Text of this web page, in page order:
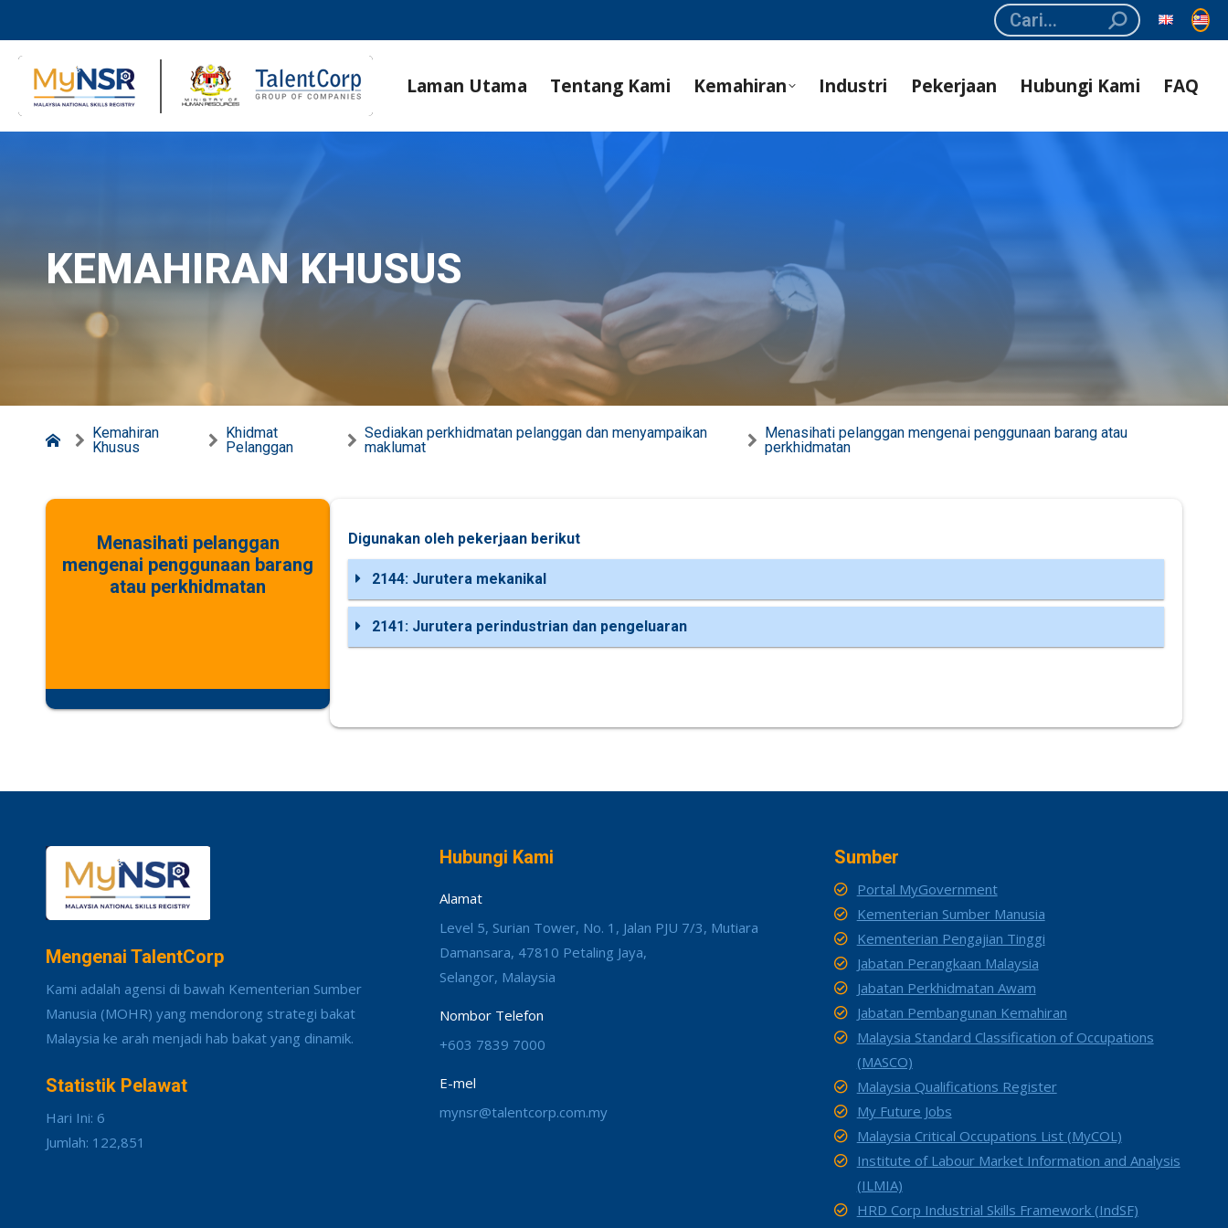
Search:
Laman Utama Tentang Kami Kemahiran Industri Pekerjaan Hubungi Kami FAQ
KEMAHIRAN KHUSUS
Kemahiran
Khusus
Khidmat
Pelanggan
Sediakan perkhidmatan pelanggan dan menyampaikan
maklumat
Menasihati pelanggan mengenai penggunaan barang atau
perkhidmatan
Menasihati pelanggan
mengenai penggunaan barang
atau perkhidmatan
Digunakan oleh pekerjaan berikut
2144: Jurutera mekanikal
2141: Jurutera perindustrian dan pengeluaran
Mengenai TalentCorp
Kami adalah agensi di bawah Kementerian Sumber
Manusia (MOHR) yang mendorong strategi bakat
Malaysia ke arah menjadi hab bakat yang dinamik.
Statistik Pelawat
Hari Ini: 6
Jumlah: 122,851
Hubungi Kami
Alamat
Level 5, Surian Tower, No. 1, Jalan PJU 7/3, Mutiara
Damansara, 47810 Petaling Jaya,
Selangor, Malaysia
Nombor Telefon
+603 7839 7000
E-mel
mynsr@talentcorp.com.my
Sumber
Portal MyGovernment
Kementerian Sumber Manusia
Kementerian Pengajian Tinggi
Jabatan Perangkaan Malaysia
Jabatan Perkhidmatan Awam
Jabatan Pembangunan Kemahiran
Malaysia Standard Classification of Occupations
(MASCO)
Malaysia Qualifications Register
My Future Jobs
Malaysia Critical Occupations List (MyCOL)
Institute of Labour Market Information and Analysis
(ILMIA)
HRD Corp Industrial Skills Framework (IndSF)